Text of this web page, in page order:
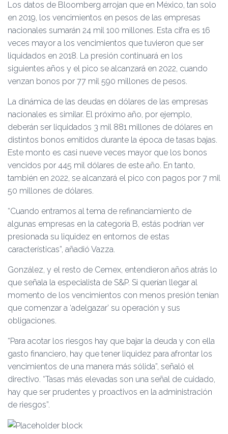
Los datos de Bloomberg arrojan que en México, tan solo
en 2019, los vencimientos en pesos de las empresas
nacionales sumarán 24 mil 100 millones. Esta cifra es 16
veces mayor a los vencimientos que tuvieron que ser
liquidados en 2018. La presión continuará en los
siguientes años y el pico se alcanzará en 2022, cuando
venzan bonos por 77 mil 590 millones de pesos.
La dinámica de las deudas en dólares de las empresas
nacionales es similar. El próximo año, por ejemplo,
deberán ser liquidados 3 mil 881 millones de dólares en
distintos bonos emitidos durante la época de tasas bajas.
Este monto es casi nueve veces mayor que los bonos
vencidos por 445 mil dólares de este año. En tanto,
también en 2022, se alcanzará el pico con pagos por 7 mil
50 millones de dólares.
“Cuando entramos al tema de refinanciamiento de
algunas empresas en la categoría B, estás podrían ver
presionada su liquidez en entornos de estas
características”, añadió Vazza.
González, y el resto de Cemex, entendieron años atrás lo
que señala la especialista de S&P. Si querían llegar al
momento de los vencimientos con menos presión tenían
que comenzar a ‘adelgazar’ su operación y sus
obligaciones.
“Para acotar los riesgos hay que bajar la deuda y con ella
gasto financiero, hay que tener liquidez para afrontar los
vencimientos de una manera más sólida”, señaló el
directivo. “Tasas más elevadas son una señal de cuidado,
hay que ser prudentes y proactivos en la administración
de riesgos”.